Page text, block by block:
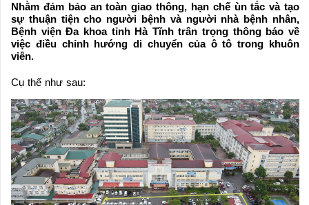
Nhằm đảm bảo an toàn giao thông, hạn chế ùn tắc và tạo
sự thuận tiện cho người bệnh và người nhà bệnh nhân,
Bệnh viện Đa khoa tỉnh Hà Tĩnh trân trọng thông báo về
việc điều chỉnh hướng di chuyển của ô tô trong khuôn
viên.
Cụ thể như sau: